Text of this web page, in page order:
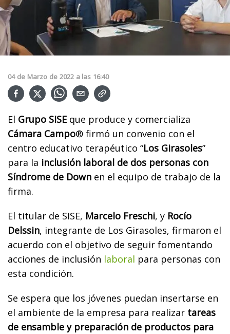
04 de Marzo de 2022 a las 16:40
El Grupo SISE que produce y comercializa
Cámara Campo® firmó un convenio con el
centro educativo terapéutico “Los Girasoles”
para la inclusión laboral de dos personas con
Síndrome de Down en el equipo de trabajo de la
firma.
El titular de SISE, Marcelo Freschi, y Rocío
Delssin, integrante de Los Girasoles, firmaron el
acuerdo con el objetivo de seguir fomentando
acciones de inclusión laboral para personas con
esta condición.
Se espera que los jóvenes puedan insertarse en
el ambiente de la empresa para realizar tareas
de ensamble y preparación de productos para